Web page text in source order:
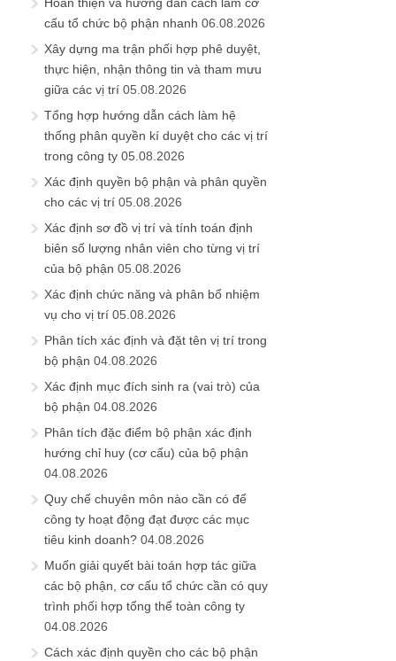
Hoàn thiện và hướng dẫn cách làm cơ
cấu tổ chức bộ phận nhanh 06.08.2026
Xây dựng ma trận phối hợp phê duyệt,
thực hiện, nhận thông tin và tham mưu
giữa các vị trí 05.08.2026
Tổng hợp hướng dẫn cách làm hệ
thống phân quyền kí duyệt cho các vị trí
trong công ty 05.08.2026
Xác định quyền bộ phận và phân quyền
cho các vị trí 05.08.2026
Xác định sơ đồ vị trí và tính toán định
biên số lượng nhân viên cho từng vị trí
của bộ phận 05.08.2026
Xác định chức năng và phân bổ nhiệm
vụ cho vị trí 05.08.2026
Phân tích xác định và đặt tên vị trí trong
bộ phận 04.08.2026
Xác định mục đích sinh ra (vai trò) của
bộ phận 04.08.2026
Phân tích đặc điểm bộ phận xác định
hướng chỉ huy (cơ cấu) của bộ phận
04.08.2026
Quy chế chuyên môn nào cần có để
công ty hoạt động đạt được các mục
tiêu kinh doanh? 04.08.2026
Muốn giải quyết bài toán hợp tác giữa
các bộ phận, cơ cấu tổ chức cần có quy
trình phối hợp tổng thể toàn công ty
04.08.2026
Cách xác định quyền cho các bộ phận